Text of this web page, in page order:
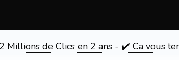
de Clics en 2 ans - ✔️ Ca vous